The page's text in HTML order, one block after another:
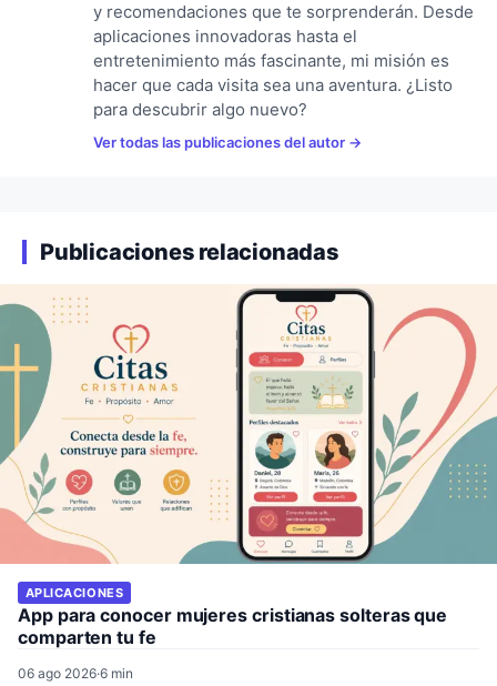
y recomendaciones que te sorprenderán. Desde
aplicaciones innovadoras hasta el
entretenimiento más fascinante, mi misión es
hacer que cada visita sea una aventura. ¿Listo
para descubrir algo nuevo?
Ver todas las publicaciones del autor
Publicaciones relacionadas
APLICACIONES
App para conocer mujeres cristianas solteras que
comparten tu fe
06 ago 2026·6 min